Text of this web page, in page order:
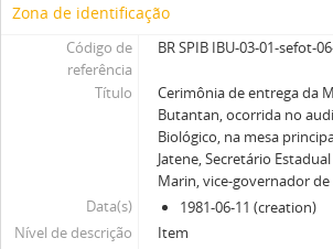
Zona de identificação
Código de
referência
BR SPIB IBU-03-01-sefot-
Título
Cerimônia de entrega da
Butantan, ocorrida no
Biológico, na mesa
Jatene, Secretário
Marin, vice-governador de
Data(s)
1981-06-11 (creation)
Nível de descrição
Item